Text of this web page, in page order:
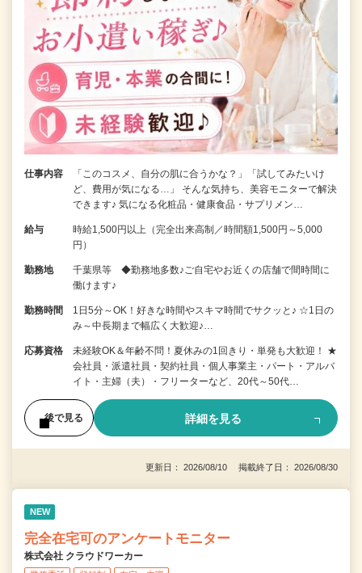
仕事内容
「このコスメ、自分の肌に合うかな？」「試してみたいけ
ど、費用が気になる…」 そんな気持ち、美容モニターで解決
できます♪ 気になる化粧品・健康食品・サプリメン…
給与
時給1,500円以上（完全出来高制／時間額1,500円～5,000
円）
勤務地
千葉県等 ◆勤務地多数♪ご自宅やお近くの店舗で間時間に
働けます♪
勤務時間
1日5分～OK！好きな時間やスキマ時間でサクッと♪ ☆1日の
み～中長期まで幅広く大歓迎♪…
応募資格
未経験OK＆年齢不問！夏休みの1回きり・単発も大歓迎！ ★
会社員・派遣社員・契約社員・個人事業主・パート・アルバ
イト・主婦（夫）・フリーターなど、20代～50代…
後で見る 詳細を見る
更新日： 2026/08/10 掲載終了日： 2026/08/30
NEW
完全在宅可のアンケートモニター
株式会社 クラウドワーカー